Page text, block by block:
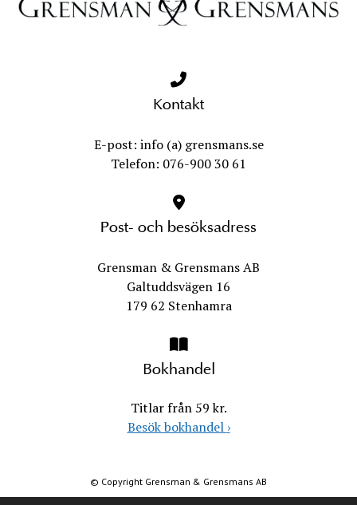
Kontakt
E-post: info (a) grensmans.se
Telefon: 076-900 30 61
Post- och besöksadress
Grensman & Grensmans AB
Galtuddsvägen 16
179 62 Stenhamra
Bokhandel
Titlar från 59 kr.
Besök bokhandel ›
© Copyright Grensman & Grensmans AB